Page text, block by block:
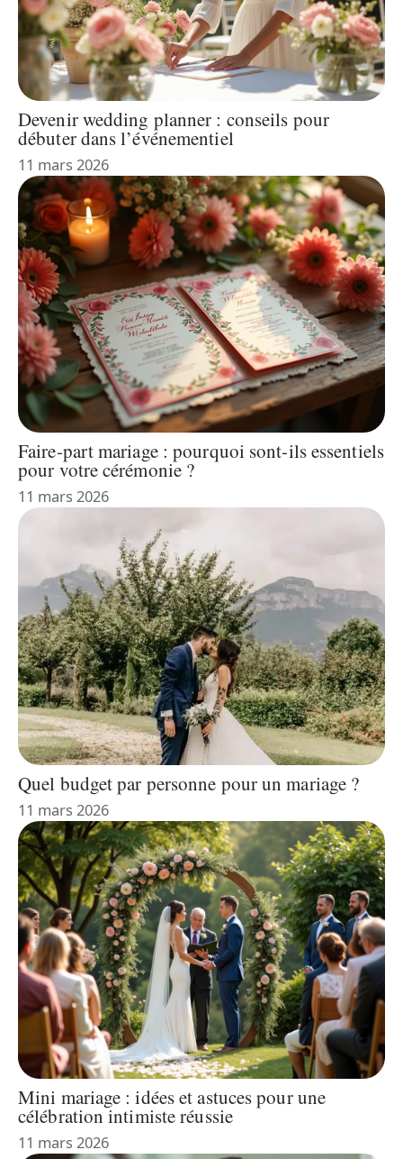
Devenir wedding planner : conseils pour
débuter dans l’événementiel
11 mars 2026
Faire-part mariage : pourquoi sont-ils essentiels
pour votre cérémonie ?
11 mars 2026
Quel budget par personne pour un mariage ?
11 mars 2026
Mini mariage : idées et astuces pour une
célébration intimiste réussie
11 mars 2026